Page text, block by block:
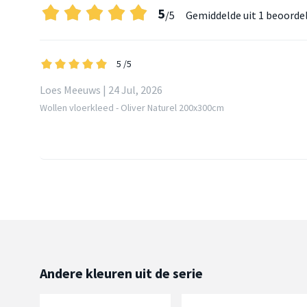
5/5 Gemiddelde uit 1
5 /5
Loes Meeuws | 24 Jul, 2026
Wollen vloerkleed - Oliver Naturel 200x300cm
Andere kleuren uit de serie